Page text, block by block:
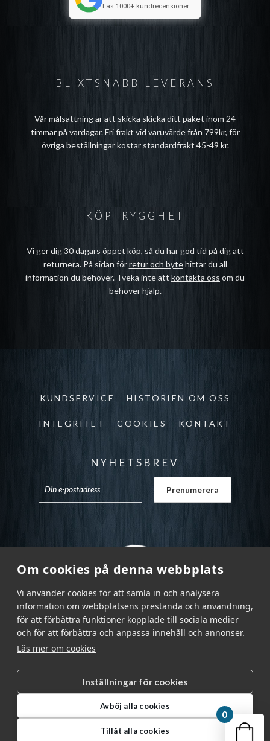
Om cookies på denna webbplats
Vi använder cookies för att samla in och analysera
information om webbplatsens prestanda och användning,
för att förbättra funktioner kopplade till sociala medier
och för att förbättra och anpassa innehåll och annonser.
Läs mer om cookies
Inställningar för cookies
Avböj alla cookies
Tillåt alla cookies
BLIXTSNABB LEVERANS
Vår målsättning är att skicka skicka ditt paket inom 24
timmar på vardagar. Fri frakt vid varuvärde från 799kr, för
övriga beställningar kostar standardfrakt 45-49 kr.
Läs 1000+ kundrecensioner
KÖPTRYGGHET
Vi ger dig 30 dagars öppet köp, så du har god tid på dig att
returnera. På sidan förretur och bytehittar du all
information du behöver. Tveka inte att kontakta oss om du
behöver hjälp.
KUNDSERVICE HISTORIEN OM OSS
INTEGRITET COOKIES KONTAKT
NYHETSBREV
Garnr Sverige AB © 2026 |
info@garnr.se
|
031 - 92 94 92
Din
0